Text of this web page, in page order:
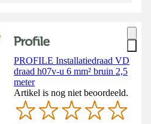
PROFILE Installatiedraad VD
draad h07v-u 6 mm² bruin 2,5
meter
Artikel is nog niet beoordeeld.